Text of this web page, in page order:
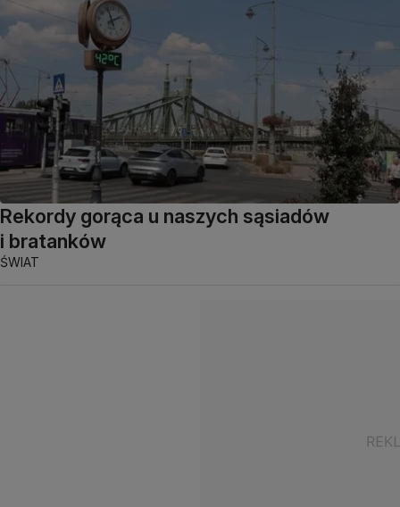
Rekordy gorąca u naszych sąsiadów
i bratanków
ŚWIAT